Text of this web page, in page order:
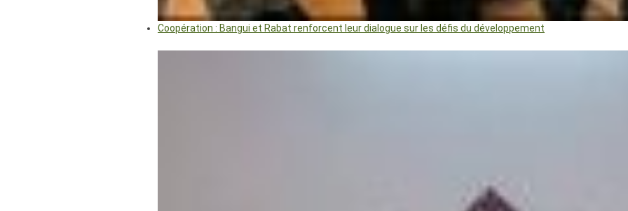
Coopération : Bangui et Rabat renforcent leur dialogue sur les défis du développement